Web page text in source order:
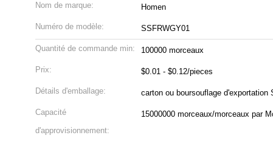
Nom de marque: Homen
Numéro de modèle: SSFRWGY01
Quantité de commande min: 100000 morceaux
Prix: $0.01 - $0.12/pieces
Détails d'emballage:
Capacité
d'approvisionnement:
15000000